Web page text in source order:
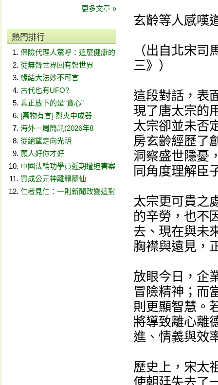
更多文章 »
熱門排行
保險代理人驚呼：這麼健康的
從無聲世界回有聲世界
緣結大法妙不可言
古代也有UFO?
真正放下的是“貪心”
[萬物有言] 烈火中成器
海外一周簡訊(2026年8
從絕望走向光明
願人好你才好
中國法輪功學員近期遭迫害案
賈成公元神離體隨仙
仁者見仁：一則新聞改變這對
玄齡等人感嘆
（出自北宋司
三》）
這段對話，表
現了唐太宗的
太宗卻並未否
房玄齡經歷了
洞察盛世隱憂
同角度理解臣
太宗更可貴之
的辛勞，也不
去、現在與未
胸襟與遠見，
放眼今日，企
冒險精神；而
則更顯智慧。
將導致離心離
進、情義與效
歷史上，宋太
使朝廷失去了